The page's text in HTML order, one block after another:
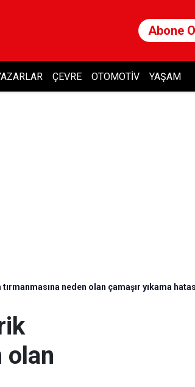
Abone
ÇEVRE OTOMOTIV YAŞAM
neden olan çamaşır yıkama
olan